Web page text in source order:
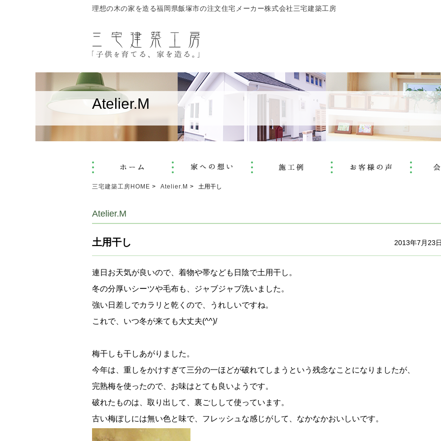
理想の木の家を造る福岡県飯塚市の注文住宅メーカー株式会社三宅建築工房
Atelier.M
三宅建築工房HOME Atelier.M 土用干し
Atelier.M
土用干し 2013年7月23
連日お天気が良いので、着物や帯なども日陰で土用干し。
冬の分厚いシーツや毛布も、ジャブジャブ洗いました。
強い日差しでカラリと乾くので、うれしいですね。
これで、いつ冬が来ても大丈夫(^^)/
梅干しも干しあがりました。
今年は、重しをかけすぎて三分の一ほどが破れてしまうという残念なことになりましたが、
完熟梅を使ったので、お味はとても良いようです。
破れたものは、取り出して、裏ごしして使っています。
古い梅ぼしには無い色と味で、フレッシュな感じがして、なかなかおいしいです。